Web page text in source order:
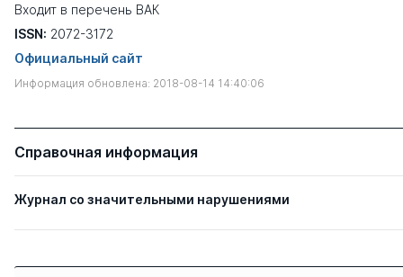
Входит в перечень ВАК
ISSN: 2072-3172
Официальный сайт
Информация обновлена: 2018-08-14 14:40:06
Справочная информация
Журнал со значительными нарушениями